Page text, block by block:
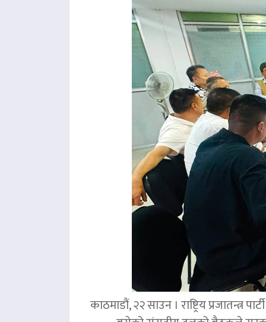
काठमाडौं, २२ साउन । राष्ट्रिय